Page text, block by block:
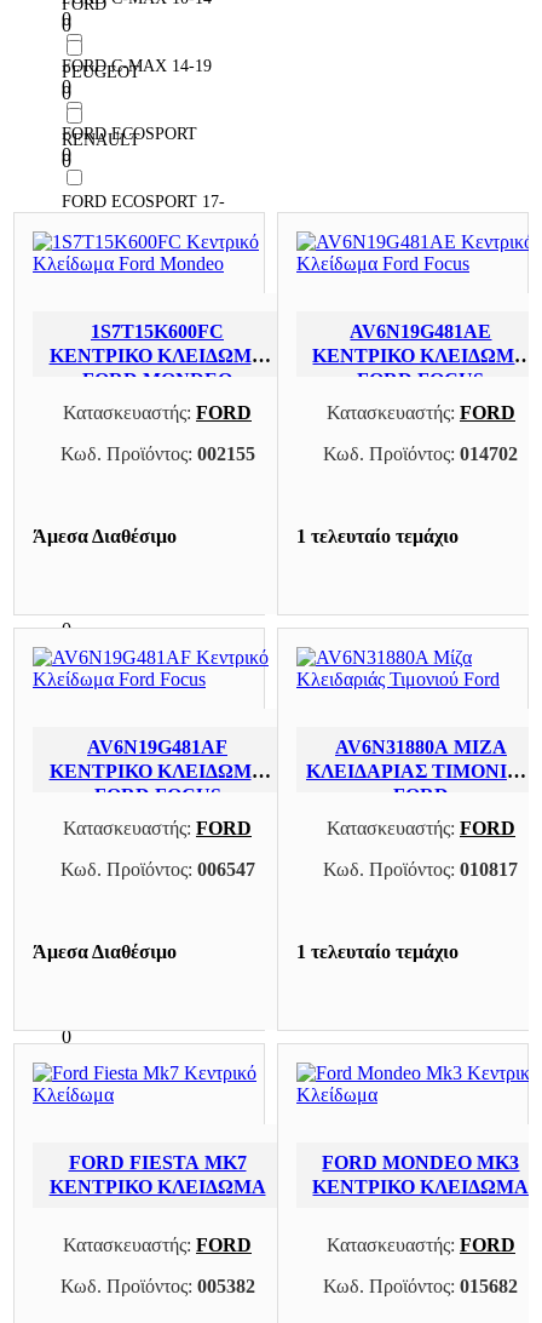
0
FORD C-MAX 14-19
0
FORD ECOSPORT
0
FORD ECOSPORT 17-
FORD FIESTA
FORD FIESTA 02-08
0
FORD FIESTA 08-13
0
FORD FIESTA 17-
0
FORD FOCUS 11-14
FORD FOCUS 14-18
0
0
FORD FOCUS/ C-MAX
FORD FUSION
0
FORD GALAXY
0
0
0
FORD GRAND C-MAX 10-14
FORD
0
PEUGEOT
0
RENAULT
0
1S7T15K600FC
ΚΕΝΤΡΙΚΌ ΚΛΕΊΔΩΜΑ
FORD MONDEO
Κατασκευαστής: FORD
Κωδ. Προϊόντος: 002155
Άμεσα Διαθέσιμο
AV6N19G481AE
ΚΕΝΤΡΙΚΌ ΚΛΕΊΔΩΜΑ
FORD FOCUS
Κατασκευαστής: FORD
Κωδ. Προϊόντος:014702
1 τελευταίο τεμάχιο
AV6N19G481AF
ΚΕΝΤΡΙΚΌ ΚΛΕΊΔΩΜΑ
FORD FOCUS
Κατασκευαστής: FORD
Κωδ. Προϊόντος: 006547
Άμεσα Διαθέσιμο
AV6N31880A ΜΊΖΑ
ΚΛΕΙΔΑΡΙΆΣ ΤΙΜΟΝΙΟΎ
FORD
Κατασκευαστής: FORD
Κωδ. Προϊόντος:010817
1 τελευταίο τεμάχιο
FORD FIESTA MK7
ΚΕΝΤΡΙΚΌ ΚΛΕΊΔΩΜΑ
Κατασκευαστής: FORD
Κωδ. Προϊόντος: 005382
FORD MONDEO MK3
ΚΕΝΤΡΙΚΌ ΚΛΕΊΔΩΜΑ
Κατασκευαστής: FORD
Κωδ. Προϊόντος:015682